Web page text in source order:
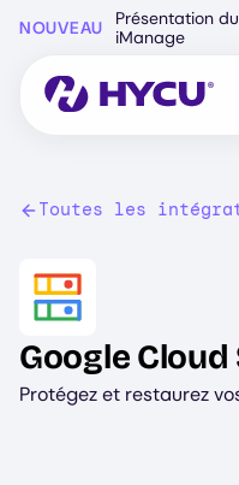
content
NOUVEAU
Présentation
iManage
Toutes les
Image
Google
Protégez et restaurez